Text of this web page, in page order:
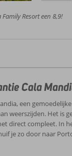
Resort een 8,9!
Cala
een
weerszijden. Het is
direct compleet. In
je zo door naar